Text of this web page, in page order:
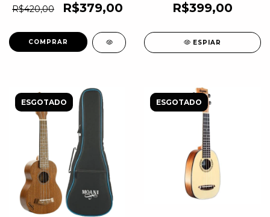
R$420,00 R$379,00 R$399,00
ESPIAR
ESGOTADO ESGOTADO